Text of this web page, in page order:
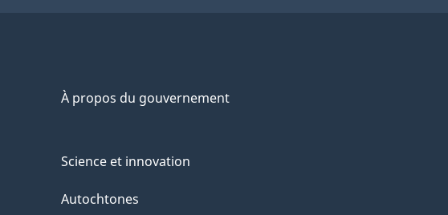
À propos du gouvernement
Science et innovation
Autochtones